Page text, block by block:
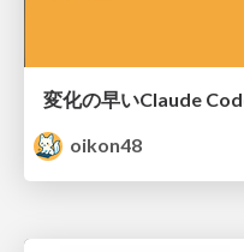
変化の早いClaude
oikon48